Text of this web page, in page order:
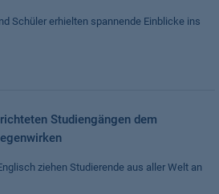
Schüler erhielten spannende Einblicke ins
Studiengängen dem
ziehen Studierende aus aller Welt an